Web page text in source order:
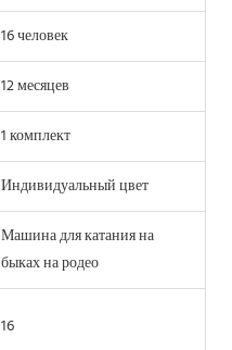
16 человек
12 месяцев
1 комплект
Индивидуальный цвет
Машина для катания на
быках на родео
16